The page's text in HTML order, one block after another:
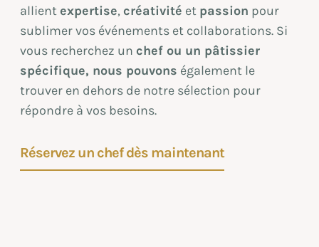
allient expertise, créativité et passion pour
sublimer vos événements et collaborations. Si
vous recherchez un chef ou un pâtissier
spécifique, nous pouvons également le
trouver en dehors de notre sélection pour
répondre à vos besoins.
Réservez un chef dès maintenant